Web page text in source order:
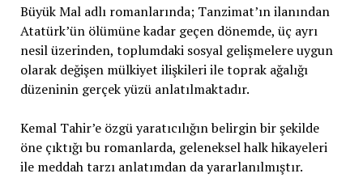
Büyük Mal adlı romanlarında; Tanzimat’ın ilanından
Atatürk’ün ölümüne kadar geçen dönemde, üç ayrı
nesil üzerinden, toplumdaki sosyal gelişmelere uygun
olarak değişen mülkiyet ilişkileri ile toprak ağalığı
düzeninin gerçek yüzü anlatılmaktadır.
Kemal Tahir’e özgü yaratıcılığın belirgin bir şekilde
öne çıktığı bu romanlarda, geleneksel halk hikayeleri
ile meddah tarzı anlatımdan da yararlanılmıştır.